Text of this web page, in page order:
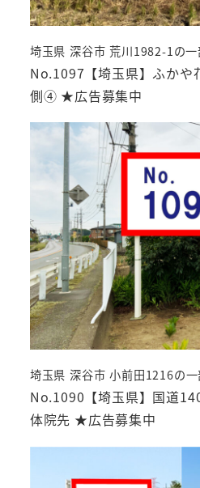
No.1097【埼玉県】ふかや
側④ ★広告募集中
埼玉県 深谷市 荒川1982-1の一
No.1090【埼玉県】国道
体院先 ★広告募集中
埼玉県 深谷市 小前田1216の一